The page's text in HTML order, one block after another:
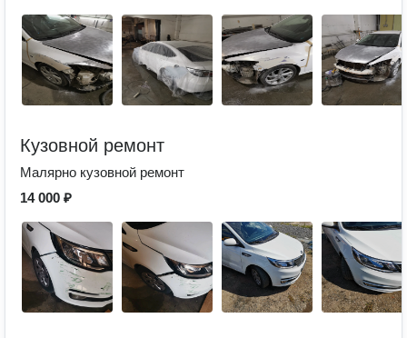
Кузовной ремонт
Малярно кузовной ремонт
14 000 ₽